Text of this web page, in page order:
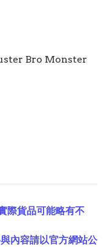
Bro Monster
際貨品可能略有不
內容請以官方網站公